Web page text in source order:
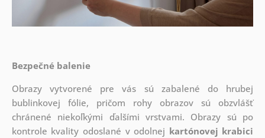
Bezpečné balenie
Obrazy vytvorené pre vás sú zabalené do hrubej
bublinkovej fólie, pričom rohy obrazov sú obzvlášť
chránené niekoľkými ďalšími vrstvami. Obrazy sú po
kontrole kvality odoslané v odolnej kartónovej krabici